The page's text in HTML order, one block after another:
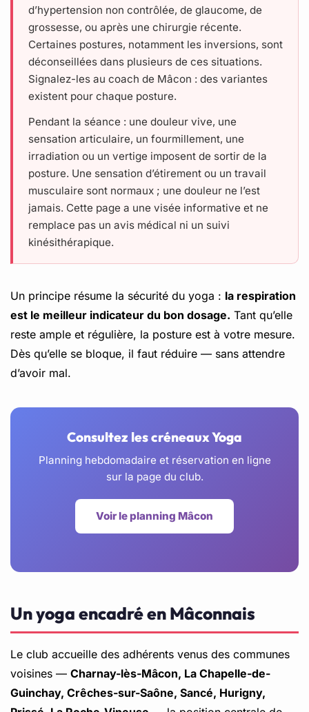
d’hypertension non contrôlée, de glaucome, de
grossesse, ou après une chirurgie récente.
Certaines postures, notamment les inversions, sont
déconseillées dans plusieurs de ces situations.
Signalez-les au coach de Mâcon : des variantes
existent pour chaque posture.
Pendant la séance : une douleur vive, une
sensation articulaire, un fourmillement, une
irradiation ou un vertige imposent de sortir de la
posture. Une sensation d’étirement ou un travail
musculaire sont normaux ; une douleur ne l’est
jamais. Cette page a une visée informative et ne
remplace pas un avis médical ni un suivi
kinésithérapique.
Un principe résume la sécurité du yoga : la respiration
est le meilleur indicateur du bon dosage. Tant qu’elle
reste ample et régulière, la posture est à votre mesure.
Dès qu’elle se bloque, il faut réduire — sans attendre
d’avoir mal.
Consultez les créneaux Yoga
Planning hebdomadaire et réservation en ligne
sur la page du club.
Voir le planning Mâcon
Un yoga encadré en Mâconnais
Le club accueille des adhérents venus des communes
voisines — Charnay-lès-Mâcon, La Chapelle-de-
Guinchay, Crêches-sur-Saône, Sancé, Hurigny,